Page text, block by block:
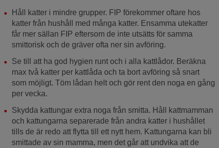
Håll katter i mindre grupper. FIP förekommer oftare hos
katter från hushåll med många katter. Ensamma utekatter
får mer sällan FIP eftersom de inte utsätts för samma
smittorisk och de gräver ofta ner sin avföring.
Se till att ha god hygien runt och i alla kattlådor. Beräkna
max två katter per kattlåda och ta bort avföring så snart
som möjligt. Töm lådan helt och gör rent den noga en gång
per vecka.
Skydda kattungar extra noga från smitta. Håll kattmamman
och kattungarna separerade från andra katter i hushållet
tills de är redo att flytta till ett nytt hem. Kattungarna kan bli
smittade av sin mamma, men det går att undvika att de